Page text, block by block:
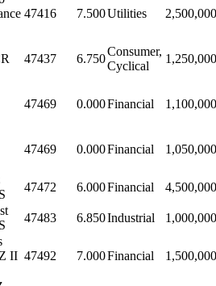
47416 7.500Utilities
47437 6.750
Consumer,
Cyclical
47469 0.000Financial
47469 0.000Financial
47472 6.000Financial
47483 6.850Industrial
II 47492 7.000Financial